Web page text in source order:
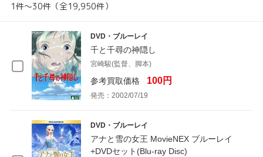
1件～30件（全19,950件）
DVD・ブルーレイ
千と千尋の神隠し
宮崎駿(監督、脚本)
参考買取価格 100円
発売：2002/07/19
DVD・ブルーレイ
アナと雪の女王 MovieNEX ブルーレイ
+DVDセット(Blu-ray Disc)